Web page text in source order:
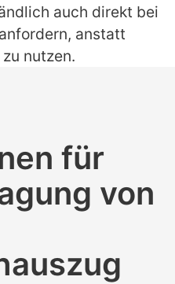
auch direkt bei
anstatt
nutzen.
für
von